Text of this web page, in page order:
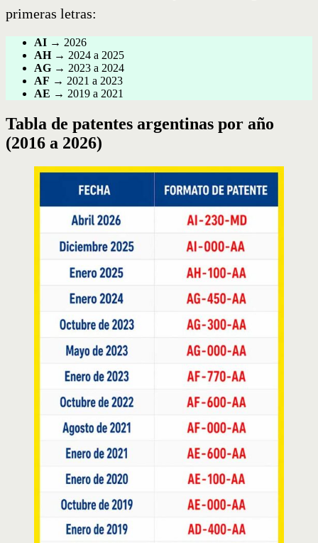
primeras letras:
AI → 2026
AH→ 2024 a 2025
AG → 2023 a 2024
AF → 2021 a 2023
AE → 2019 a 2021
Tabla de patentes argentinas por año
(2016 a 2026)